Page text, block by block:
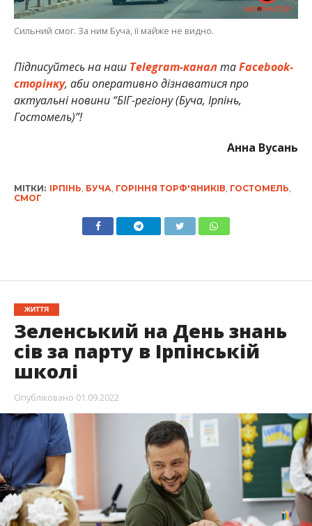
Сильний смог. За ним Буча, її майже не видно.
Підписуйтесь на наш Telegram-канал таFacebook-
сторінку, аби оперативно дізнаватися про
актуальні новини “БІГ-регіону (Буча, Ірпінь,
Гостомель)”!
Анна Вусань
МІТКИ: ІРПІНЬ БУЧА ГОРІННЯ ТОРФ'ЯНИКІВ ГОСТОМЕЛЬ
СМОГ
ЖИТТЯ
Зеленський на День знань
сів за парту в Ірпінській
школі
Опубліковано 01.09.2022